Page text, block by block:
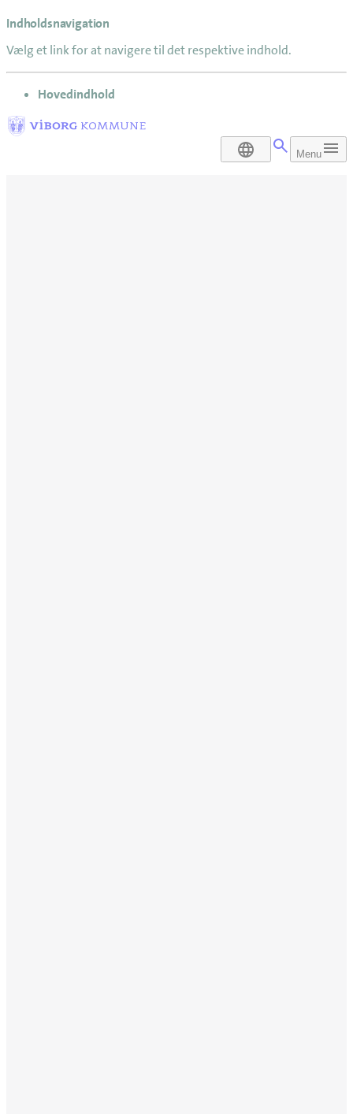
Indholdsnavigation
Vælg et link for at navigere til det respektive indhold.
gå til
Hovedindhold
DA Menu